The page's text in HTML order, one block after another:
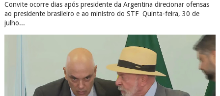
Convite ocorre dias após presidente da Argentina direcionar ofensas
ao presidente brasileiro e ao ministro do STF Quinta-feira, 30 de
julho...